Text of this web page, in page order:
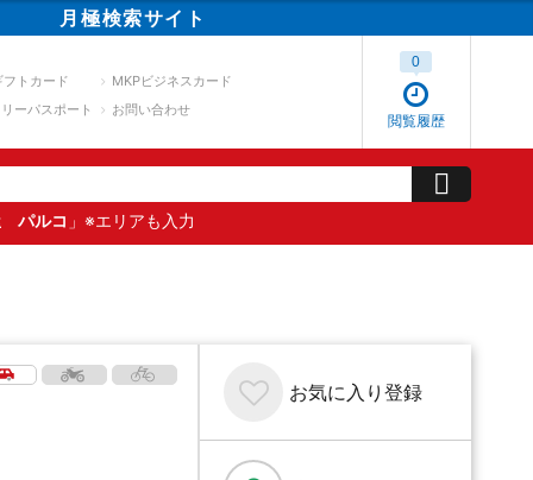
月極検索サイト
フトカード
MKPビジネスカード
ーパスポート
お問い合わせ
閲覧履歴
0
パルコ 」※エリアも入力
お気に入り 登録